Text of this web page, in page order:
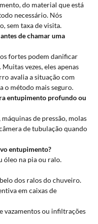
do material que está
necessário. Nós
sem taxa de visita.
de chamar uma
fortes podem danificar
vezes, eles apenas
avalia a situação com
o método mais seguro.
entupimento profundo ou
de pressão, molas
de tubulação quando
entupimento?
óleo na pia ou ralo.
dos ralos do chuveiro.
em caixas de
vazamentos ou infiltrações